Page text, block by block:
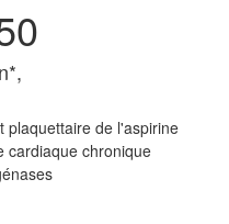
plaquettaire de l'aspirine
cardiaque chronique